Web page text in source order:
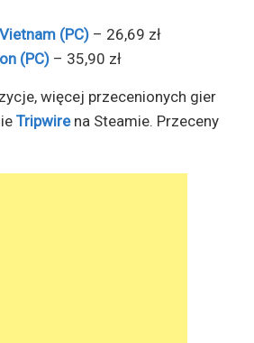
(PC) – 26,69 zł
(PC) – 35,90 zł
więcej przecenionych gier
Tripwirena Steamie. Przeceny